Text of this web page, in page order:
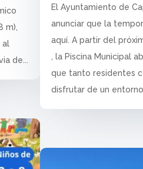
m),
al
de...
El Ayuntamiento de
anunciar que la
aquí. A partir del
, la Piscina Municipal
que tanto residentes
disfrutar de un